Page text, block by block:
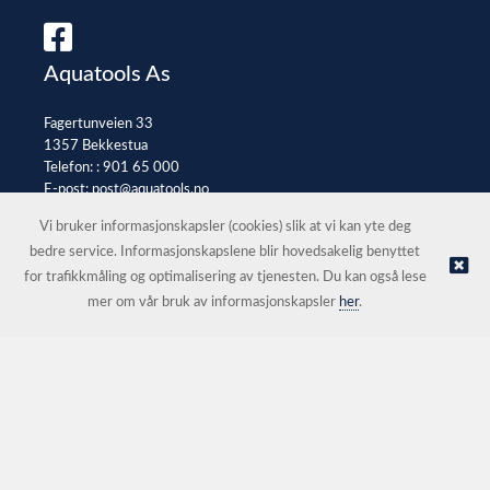
Aquatools As
Fagertunveien 33
1357 Bekkestua
Telefon: : 901 65 000
E-post:post@aquatools.no
© Aquatools As |Nettbutikk levert av Kréatif
Vi bruker informasjonskapsler (cookies) slik at vi kan yte deg
bedre service. Informasjonskapslene blir hovedsakelig benyttet
for trafikkmåling og optimalisering av tjenesten. Du kan også lese
mer om vår bruk av informasjonskapsler her.